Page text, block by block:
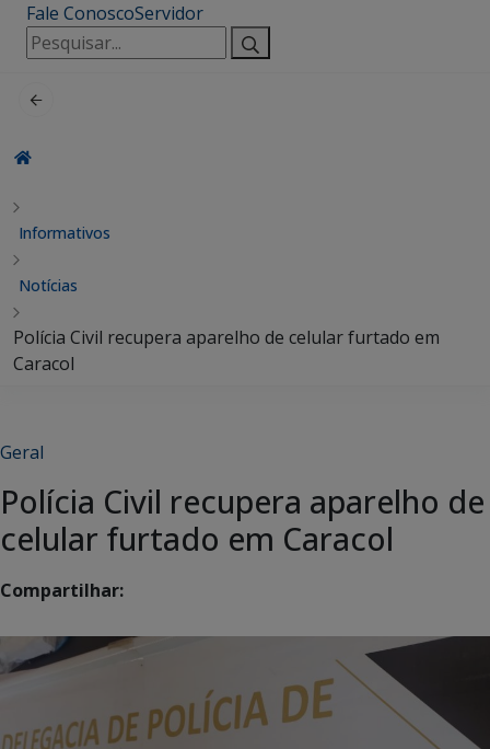
Fale ConoscoServidor
Pesquisar
por:
Informativos
Notícias
Polícia Civil recupera aparelho de celular furtado em
Caracol
Geral
Polícia Civil recupera aparelho de
celular furtado em Caracol
Compartilhar: